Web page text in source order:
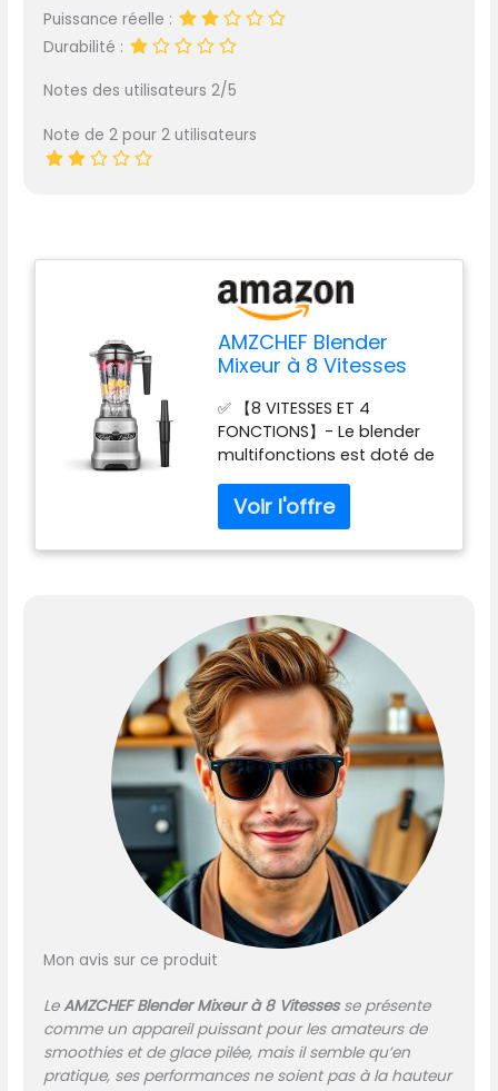
Puissance réelle :
Durabilité :
Notes des utilisateurs 2/5
Note de 2 pour 2 utilisateurs
AMZCHEF Blender
Mixeur à 8 Vitesses
1800W Puissant High
Speed Mixer blender
Professionnel | Blender
Bol 1,85L Pour Glace
Pilée, Shakes, Glace
Pilée, Smoothie Fruit
Surgeles
✅ 【8 VITESSES ET 4
FONCTIONS】- Le blender
multifonctions est doté de
pulse et de 4 programmes
préréglés au choix, dont les
4 programmes préréglés
blender mixeur AMZCHEF
répond à la plupart des
besoins de votre ménage !
✅ 【BLENDER BOL EN PLASTIC
1,85L】- Le bol du mixeur
professionnel est fabriqué
en plastique sans BPA pour
répondre aux exigences de
sécurité alimentaire et a
une capacité de 1,85L pour
répondre à de multiples
portions. La poignée est
conçue pour s'adapter aux
habitudes d'utilisation des
gens, avec votre vie
6 LAMES】- Le moteur du
high speed blender pour
cuisine est haute
puissance avec 1800 watts
Mon avis sur ce produit
LeAMZCHEF Blender Mixeur à 8 Vitessesse présente
comme un appareil puissant pour les amateurs de
smoothies et de glace pilée, mais il semble qu’en
pratique, ses performances ne soient pas à la hauteur